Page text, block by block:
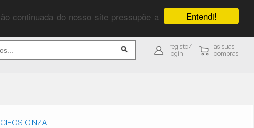
Entendi!
continuada do nosso site pressupõe a
registo/
login
as suas
compras
CINZA